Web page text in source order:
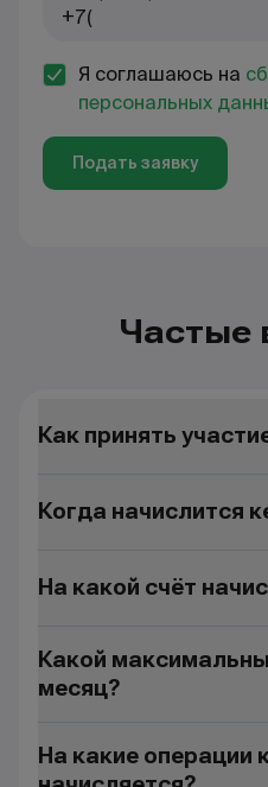
Я соглашаюсь на
персональных
Подать заявку
Частые
Как принять
Когда начислится
На какой счёт
Какой
месяц?
На какие операции